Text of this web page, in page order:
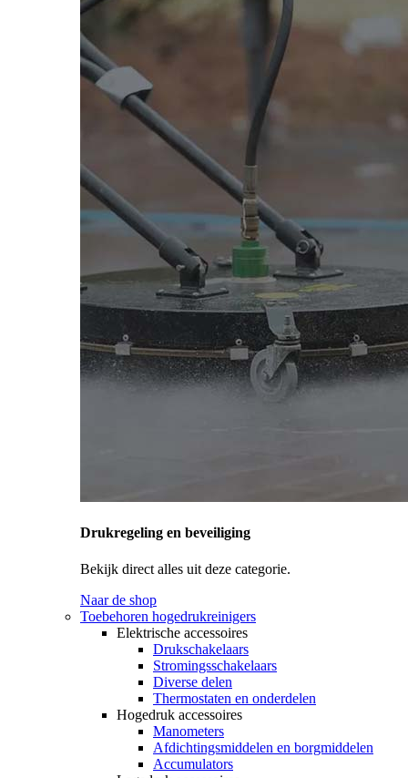
Drukregeling en beveiliging
Bekijk direct alles uit deze categorie.
Naar de shop
Toebehoren hogedrukreinigers
Elektrische accessoires
Drukschakelaars
Stromingsschakelaars
Diverse delen
Thermostaten en onderdelen
Hogedruk accessoires
Manometers
Afdichtingsmiddelen en borgmiddelen
Accumulators